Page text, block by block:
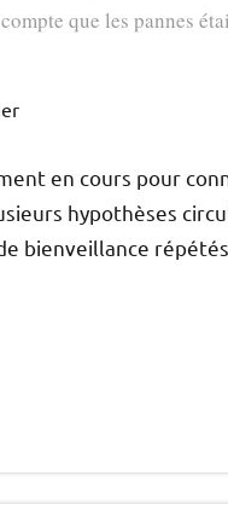
que les pannes
en cours pour
hypothèses
bienveillance